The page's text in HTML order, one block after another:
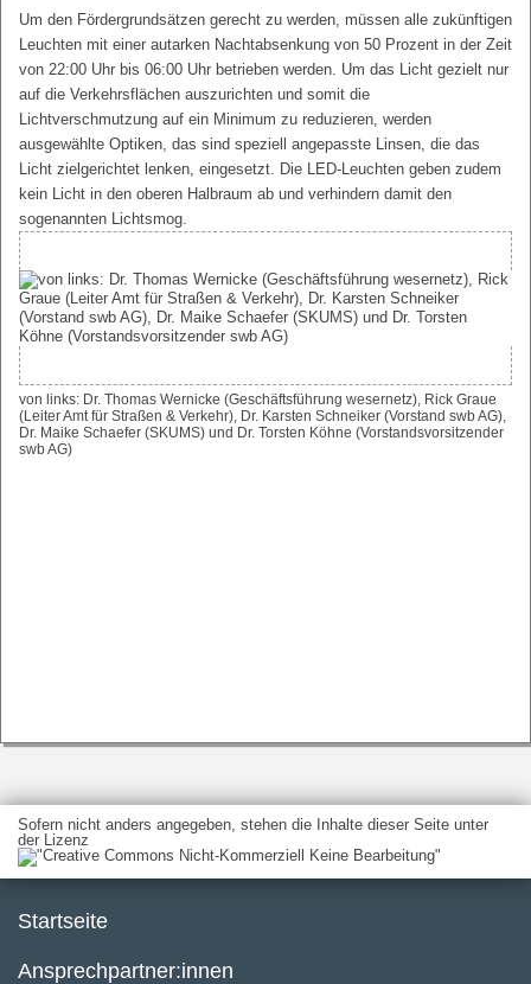
Um den Fördergrundsätzen gerecht zu werden, müssen alle zukünftigen
Leuchten mit einer autarken Nachtabsenkung von 50 Prozent in der Zeit
von 22:00 Uhr bis 06:00 Uhr betrieben werden. Um das Licht gezielt nur
auf die Verkehrsflächen auszurichten und somit die
Lichtverschmutzung auf ein Minimum zu reduzieren, werden
ausgewählte Optiken, das sind speziell angepasste Linsen, die das
Licht zielgerichtet lenken, eingesetzt. Die LED-Leuchten geben zudem
kein Licht in den oberen Halbraum ab und verhindern damit den
sogenannten Lichtsmog.
von links: Dr. Thomas Wernicke (Geschäftsführung wesernetz), Rick Graue
(Leiter Amt für Straßen & Verkehr), Dr. Karsten Schneiker (Vorstand swb AG),
Dr. Maike Schaefer (SKUMS) und Dr. Torsten Köhne (Vorstandsvorsitzender
swb AG)
Sofern nicht anders angegeben, stehen die Inhalte dieser Seite unter
der Lizenz
Startseite
Ansprechpartner:innen